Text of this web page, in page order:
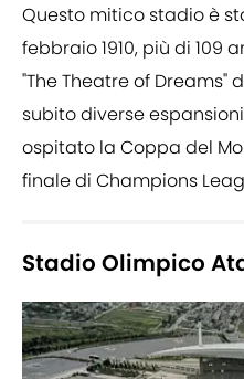
Questo mitico stadio è
febbraio 1910, più di 109
"The Theatre of Dreams"
subito diverse
ospitato la Coppa del
finale di Champions
Stadio Olimpico